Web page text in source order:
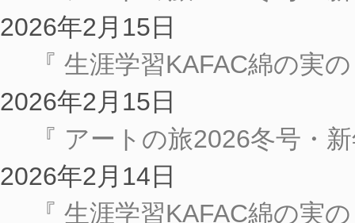
2026年2月15日
『 生涯学習KAFAC綿の実
2026年2月15日
『 アートの旅2026冬号・
2026年2月14日
『 生涯学習KAFAC綿の実